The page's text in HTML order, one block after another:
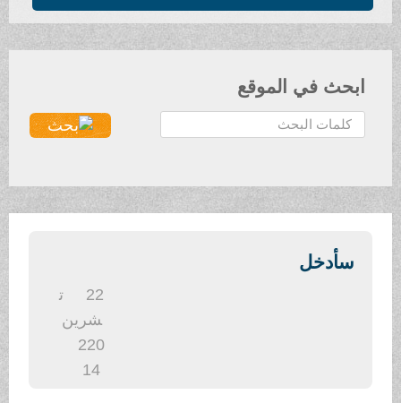
ابحث في الموقع
ح
ث
سأدخل
شرين
220
14